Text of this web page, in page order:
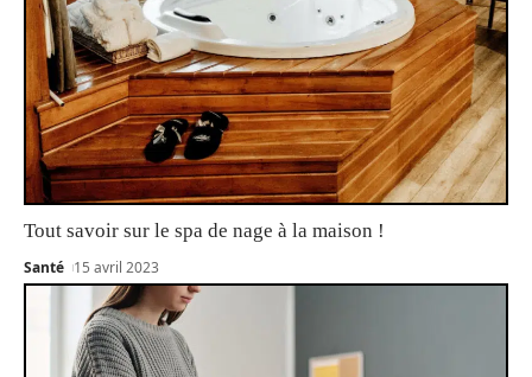
Tout savoir sur le spa de nage à la maison !
Santé 15 avril 2023